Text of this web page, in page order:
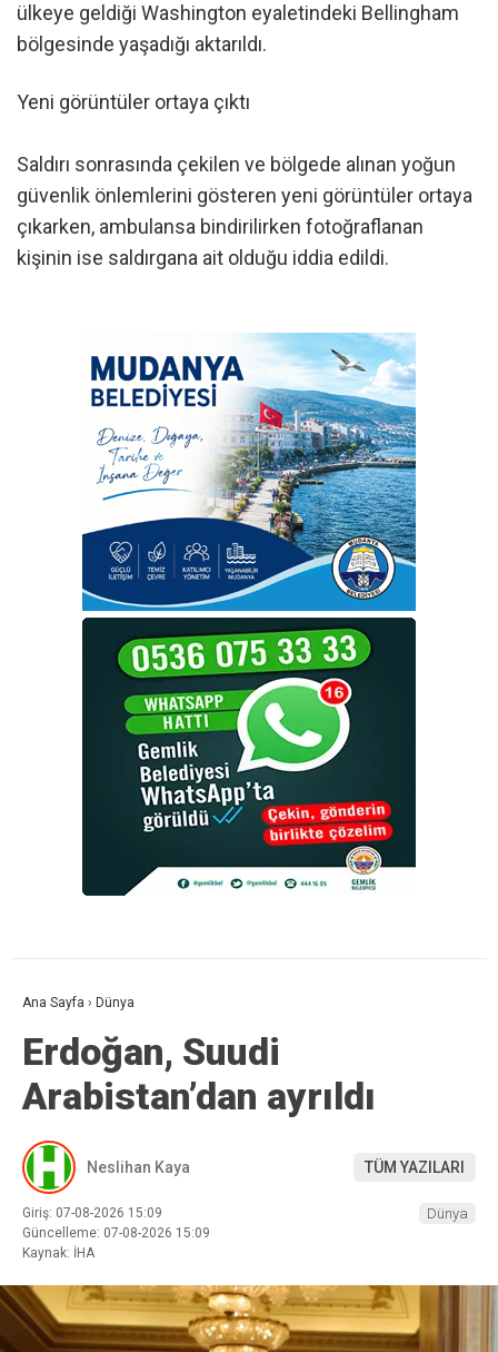
ülkeye geldiği Washington eyaletindeki Bellingham
bölgesinde yaşadığı aktarıldı.
Yeni görüntüler ortaya çıktı
Saldırı sonrasında çekilen ve bölgede alınan yoğun
güvenlik önlemlerini gösteren yeni görüntüler ortaya
çıkarken, ambulansa bindirilirken fotoğraflanan
kişinin ise saldırgana ait olduğu iddia edildi.
Ana Sayfa › Dünya
Erdoğan, Suudi
Arabistan’dan ayrıldı
Neslihan Kaya TÜM YAZILARI
Giriş: 07-08-2026 15:09
Güncelleme: 07-08-2026 15:09
Kaynak: İHA
Dünya